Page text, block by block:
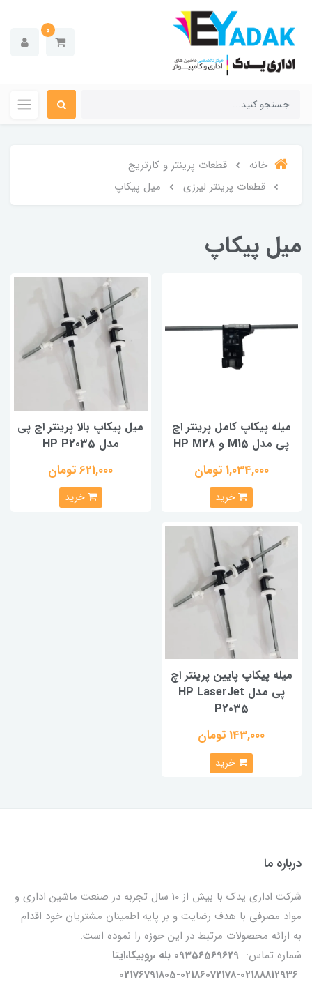
0
خانه
قطعات پرینتر و کارتریج
قطعات پرینتر لیرزی
میل پیکاپ
میل پیکاپ
میله پیکاپ کامل پرینتر اچ
پی مدل M15 و HP M28
1,034,000 تومان
خرید
میل پیکاپ بالا پرینتر اچ پی
مدل HP P2035
621,000 تومان
خرید
میله پیکاپ پایین پرینتر اچ
پی مدل HP LaserJet
P2035
143,000 تومان
خرید
درباره ما
شرکت اداری یدک با بیش از 10 سال تجربه در صنعت ماشین اداری و
مواد مصرفی با هدف رضایت و بر پایه اطمینان مشتریان خود اقدام
به ارائه محصولات مرتبط در این حوزه را نموده است.
شماره تماس: 09356569629 بله ،روبیکا،ایتا
02176791805-02186072178-02188812936